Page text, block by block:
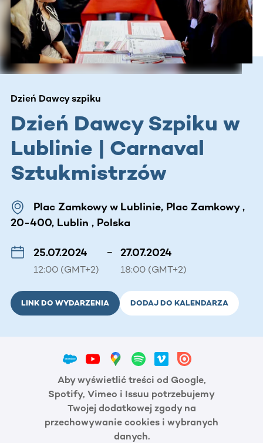
Dzień Dawcy szpiku
Dzień Dawcy Szpiku w
Lublinie | Carnaval
Sztukmistrzów
Plac Zamkowy w Lublinie, Plac Zamkowy ,
20-400, Lublin , Polska
25.07.2024
12:00 (GMT+2)
– 27.07.2024
18:00 (GMT+2)
LINK DO WYDARZENIA DODAJ DO KALENDARZA
Aby wyświetlić treści od Google,
Spotify, Vimeo i Issuu potrzebujemy
Twojej dodatkowej zgody na
przechowywanie cookies i wybranych
danych.